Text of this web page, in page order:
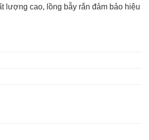
lượng cao, lồng bẫy rắn đảm bảo hiệu